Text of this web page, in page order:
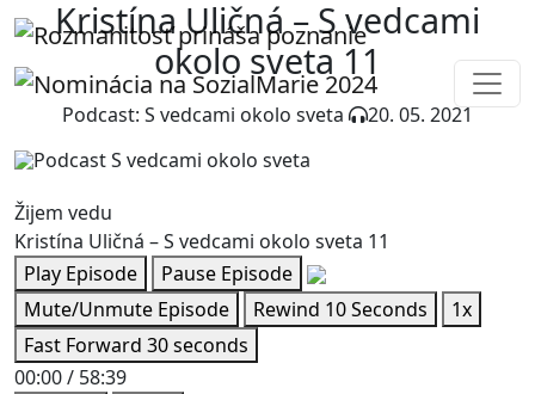
Kristína Uličná – S vedcami
okolo sveta 11
Podcast: S vedcami okolo sveta 20. 05. 2021
Žijem vedu
Kristína Uličná – S vedcami okolo sveta 11
Play Episode
Pause Episode
Mute/Unmute Episode
Rewind 10 Seconds
1x
Fast Forward 30 seconds
00:00/ 58:39